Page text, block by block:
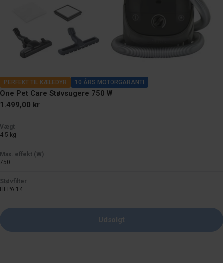
PERFEKT TIL KÆLEDYR 10 ÅRS MOTORGARANTI
One Pet Care Støvsugere 750 W
Normal
1.499,00 kr
Vægt
4.5 kg
Max. effekt (W)
750
Støvfilter
HEPA 14
Udsolgt